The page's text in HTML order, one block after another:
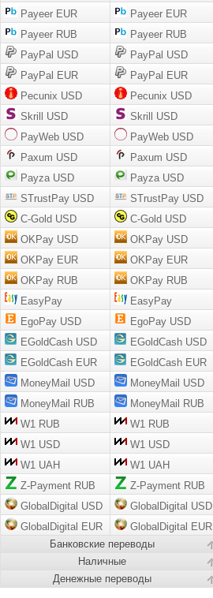
Payeer EUR
Payeer EUR
Payeer RUB
Payeer RUB
PayPal USD
PayPal USD
PayPal EUR
PayPal EUR
Pecunix USD
Pecunix USD
Skrill USD
Skrill USD
PayWeb USD
PayWeb USD
Paxum USD
Paxum USD
Payza USD
Payza USD
STrustPay USD
STrustPay USD
C-Gold USD
C-Gold USD
OKPay USD
OKPay USD
OKPay EUR
OKPay EUR
OKPay RUB
OKPay RUB
EasyPay
EasyPay
EgoPay USD
EgoPay USD
EGoldCash USD
EGoldCash USD
EGoldCash EUR
EGoldCash EUR
MoneyMail USD
MoneyMail USD
MoneyMail RUB
MoneyMail RUB
W1 RUB
W1 RUB
W1 USD
W1 USD
W1 UAH
W1 UAH
Z-Payment RUB
Z-Payment RUB
GlobalDigital USD
GlobalDigital USD
GlobalDigital EUR
GlobalDigital EUR
Банковские переводы
Наличные
Денежные переводы